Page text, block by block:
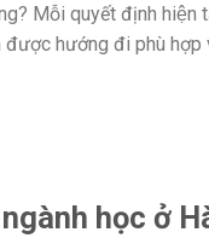
Mỗi quyết định
hướng đi phù hợp
học ở